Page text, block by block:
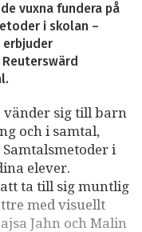
vuxna fundera på
i skolan –
Reuterswärd
sig till barn
och i samtal,
i
elever.
ta till sig muntlig
med visuellt
Jahn och Malin